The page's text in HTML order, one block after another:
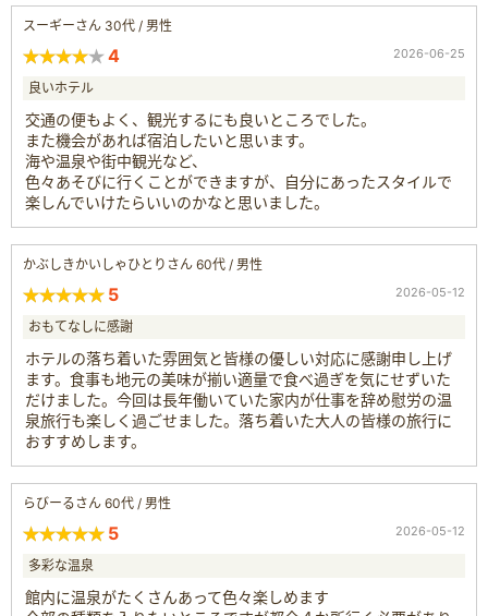
スーギーさん 30代 / 男性
4 2026-06-25
良いホテル
交通の便もよく、観光するにも良いところでした。
また機会があれば宿泊したいと思います。
海や温泉や街中観光など、
色々あそびに行くことができますが、自分にあったスタイルで
楽しんでいけたらいいのかなと思いました。
かぶしきかいしゃひとりさん 60代 / 男性
5 2026-05-12
おもてなしに感謝
ホテルの落ち着いた雰囲気と皆様の優しい対応に感謝申し上げ
ます。食事も地元の美味が揃い適量で食べ過ぎを気にせずいた
だけました。今回は長年働いていた家内が仕事を辞め慰労の温
泉旅行も楽しく過ごせました。落ち着いた大人の皆様の旅行に
おすすめします。
らびーるさん 60代 / 男性
5 2026-05-12
多彩な温泉
館内に温泉がたくさんあって色々楽しめます